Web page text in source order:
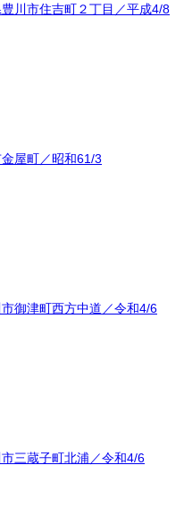
川市住吉町２丁目／平成4/8
屋町／昭和61/3
御津町西方中道／令和4/6
三蔵子町北浦／令和4/6